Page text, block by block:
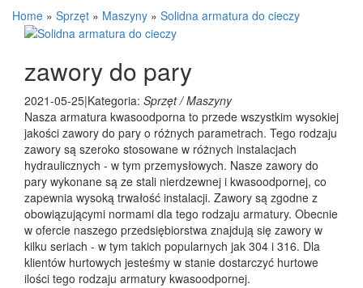
Home » Sprzęt » Maszyny » Solidna armatura do cieczy
zawory do pary
2021-05-25|Kategoria: Sprzęt / Maszyny
Nasza armatura kwasoodporna to przede wszystkim wysokiej
jakości zawory do pary o różnych parametrach. Tego rodzaju
zawory są szeroko stosowane w różnych instalacjach
hydraulicznych - w tym przemysłowych. Nasze zawory do
pary wykonane są ze stali nierdzewnej i kwasoodpornej, co
zapewnia wysoką trwałość instalacji. Zawory są zgodne z
obowiązującymi normami dla tego rodzaju armatury. Obecnie
w ofercie naszego przedsiębiorstwa znajdują się zawory w
kilku seriach - w tym takich popularnych jak 304 i 316. Dla
klientów hurtowych jesteśmy w stanie dostarczyć hurtowe
ilości tego rodzaju armatury kwasoodpornej.